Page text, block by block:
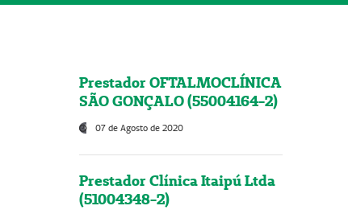
Prestador OFTALMOCLÍNICA
SÃO GONÇALO (55004164-2)
07 de Agosto de 2020
Prestador Clínica Itaipú Ltda
(51004348-2)